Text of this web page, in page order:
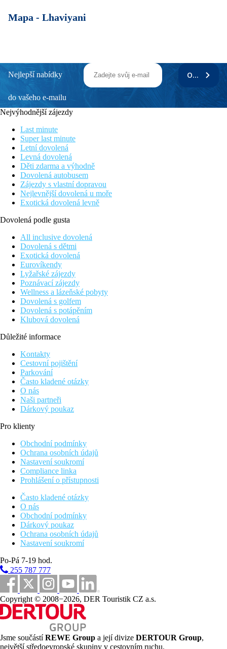
Mapa - Lhaviyani
Nejlepší nabídky
do vašeho e-mailu
ODEBÍRAT
Nejvýhodnější zájezdy
Last minute
Super last minute
Letní dovolená
Levná dovolená
Děti zdarma a výhodně
Dovolená autobusem
Zájezdy s vlastní dopravou
Nejlevnější dovolená u moře
Exotická dovolená levně
Dovolená podle gusta
All inclusive dovolená
Dovolená s dětmi
Exotická dovolená
Eurovíkendy
Lyžařské zájezdy
Poznávací zájezdy
Wellness a lázeňské pobyty
Dovolená s golfem
Dovolená s potápěním
Klubová dovolená
Důležité informace
Kontakty
Cestovní pojištění
Parkování
Často kladené otázky
O nás
Naši partneři
Dárkový poukaz
Pro klienty
Obchodní podmínky
Ochrana osobních údajů
Nastavení soukromí
Compliance linka
Prohlášení o přístupnosti
Často kladené otázky
O nás
Obchodní podmínky
Dárkový poukaz
Ochrana osobních údajů
Nastavení soukromí
Po-Pá 7-19 hod.
255 787 777
Copyright © 2008−2026, DER Touristik CZ a.s.
Jsme součástíREWE Group a její divize DERTOUR Group,
největší středoevropské skupiny v cestovním ruchu.